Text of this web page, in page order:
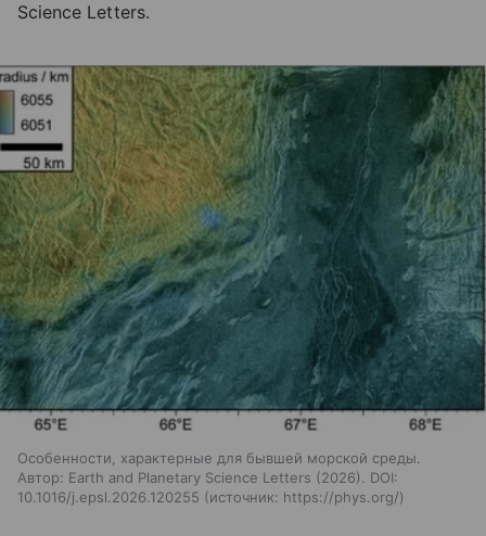
Science Letters.
Особенности, характерные для бывшей морской среды.
Автор: Earth and Planetary Science Letters (2026). DOI:
10.1016/j.epsl.2026.120255
источник: https://phys.org/